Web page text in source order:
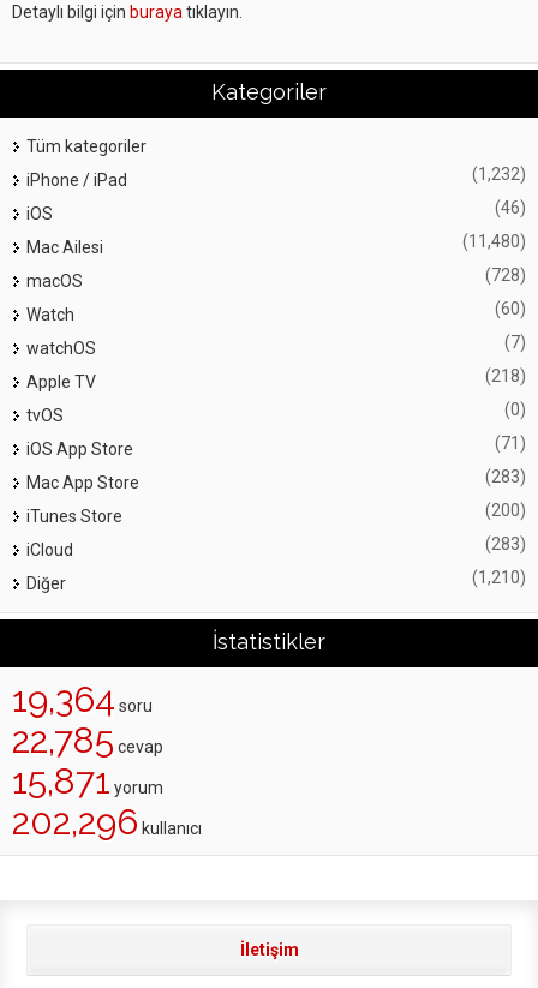
Detaylı bilgi için buraya tıklayın.
Kategoriler
Tüm kategoriler
iPhone / iPad
(1,232)
iOS (46)
Mac Ailesi (11,480)
macOS (728)
Watch (60)
watchOS (7)
Apple TV (218)
tvOS (0)
iOS App Store (71)
Mac App Store (283)
iTunes Store (200)
iCloud (283)
Diğer (1,210)
İstatistikler
19,364 soru
22,785 cevap
15,871 yorum
202,296 kullanıcı
İletişim